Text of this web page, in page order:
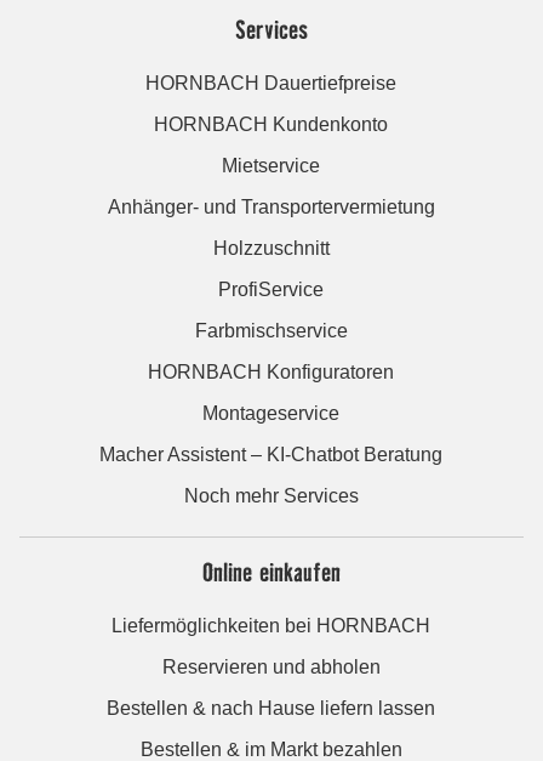
Services
HORNBACH Dauertiefpreise
HORNBACH Kundenkonto
Mietservice
Anhänger- und Transportervermietung
Holzzuschnitt
ProfiService
Farbmischservice
HORNBACH Konfiguratoren
Montageservice
Macher Assistent – KI-Chatbot Beratung
Noch mehr Services
Online einkaufen
Liefermöglichkeiten bei HORNBACH
Reservieren und abholen
Bestellen & nach Hause liefern lassen
Bestellen & im Markt bezahlen